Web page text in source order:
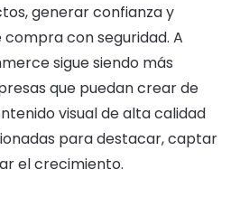
generar confianza y
con seguridad. A
sigue siendo más
que puedan crear de
visual de alta calidad
para destacar, captar
el crecimiento.